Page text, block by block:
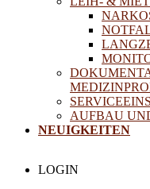
AUFBAU
NEUIGKEITEN
LOGIN